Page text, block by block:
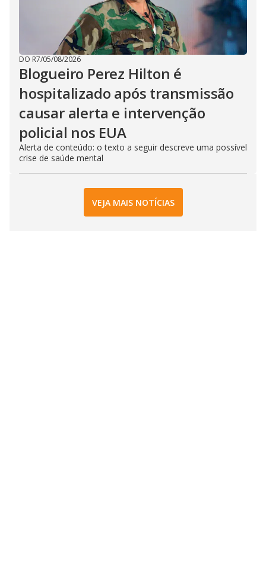
DO R7/05/08/2026
Blogueiro Perez Hilton é
hospitalizado após transmissão
causar alerta e intervenção
policial nos EUA
Alerta de conteúdo: o texto a seguir descreve uma possível
crise de saúde mental
VEJA MAIS NOTÍCIAS